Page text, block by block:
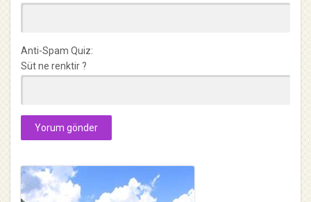
Anti-Spam Quiz:
Süt ne renktir ?